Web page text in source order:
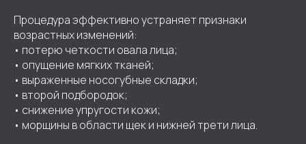
Процедура эффективно устраняет признаки
возрастных изменений:
• потерю четкости овала лица;
• опущение мягких тканей;
• выраженные носогубные складки;
• второй подбородок;
• снижение упругости кожи;
• морщины в области щек и нижней трети лица.